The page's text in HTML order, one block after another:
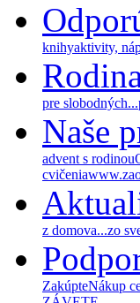
knihyaktivity,
pre slobodných...
Naše
advent s rodinou
cvičenia
z domova...zo
ZakúpteNákup